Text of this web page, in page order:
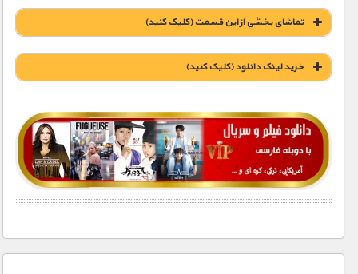
تماشای بخشی از این قسمت (کلیک کنید)
خريد لينک دانلود (کليک کنيد)
1900 تومان – خريد لينک دانلود (افزودن به سبد خريد)